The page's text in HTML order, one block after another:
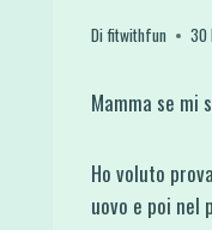
Difitwithfun 30
Mamma se mi
Ho voluto
uovo e poi nel